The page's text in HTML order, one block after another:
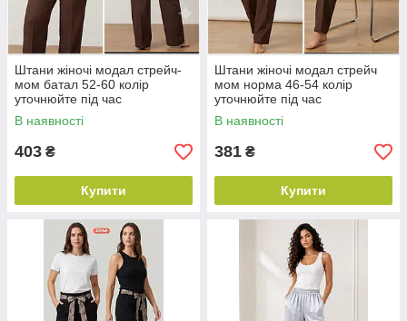
Штани жіночі модал стрейч-
мом батал 52-60 колір
уточнюйте під час
замовлення
В наявності
403 ₴
Купити
Штани жіночі модал стрейч
мом норма 46-54 колір
уточнюйте під час
замовлення
В наявності
381 ₴
Купити